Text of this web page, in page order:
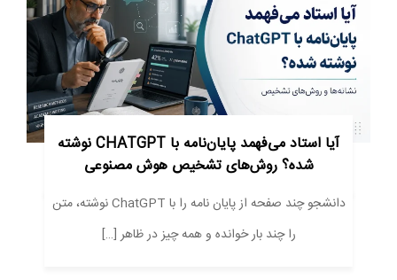
آیا استاد می‌فهمد پایان‌نامه با CHATGPT نوشته
شده؟ روش‌های تشخیص هوش مصنوعی
دانشجو چند صفحه از پایان نامه را با ChatGPT نوشته، متن
را چند بار خوانده و همه چیز در ظاهر […]